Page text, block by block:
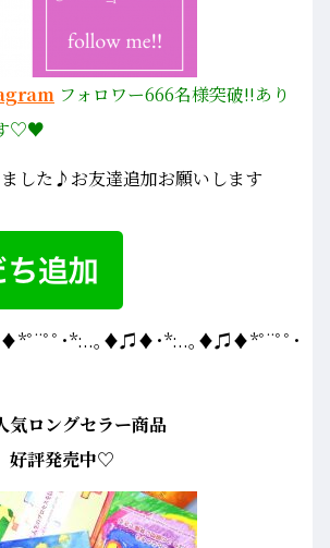
フォロワー666名様突破!!あり
♡♥
した♪お友達追加お願いします
¨ﾟﾟ･*:..｡♦♫♦･*:..｡♦♫♦*ﾟ¨ﾟﾟ･
気ロングセラー商品
好評発売中♡